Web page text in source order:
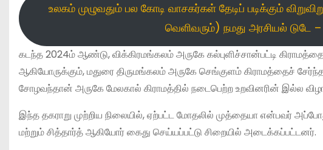
உலகம் முழுவதும் பல கோடி வாசகர்கள் தேடிப் படிக்கும்
வெளிவரும்) நமது அரசியல் டுடே
கடந்த 2024ம் ஆண்டு, விக்கிரமங்கலம் அருகே கல்புளிச்சான்பட்டி
ஆகியோருக்கும், மதுரை திருமங்கலம் அருகே செங்குளம் கிராமத்தைச்
சோழவந்தான் அருகே மேலகால் கிராமத்தில் நடைபெற்ற உறவினரின் இல்ல
இந்த தகராறு முற்றிய நிலையில், ஏற்பட்ட மோதலில் முத்தையா என்பவர்
மற்றும் சித்தார்த் ஆகியோர் கைது செய்யப்பட்டு சிறையில் அடைக்கப்பட்டனர்.